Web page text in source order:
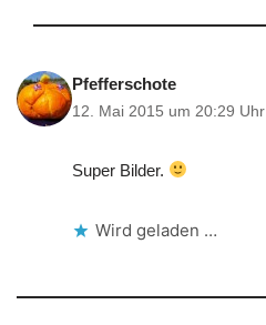
Pfefferschote
12. Mai 2015 um 20:29 Uhr
Super Bilder.
Wird geladen …